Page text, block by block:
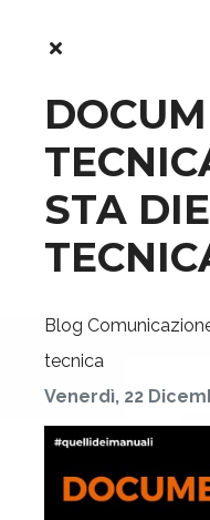
STA
Blog
tecnica
Venerdì, 22